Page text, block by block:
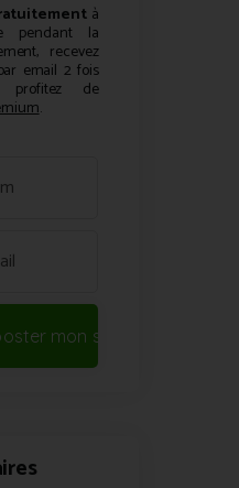
à
pendant la
recevez
email 2 fois
de
.
mon site !